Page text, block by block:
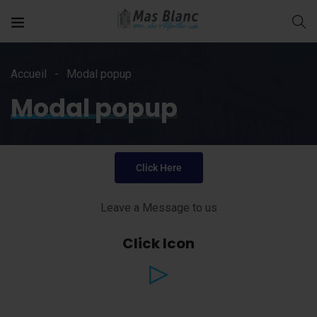
Accueil Modal popup
Modal popup
Click Here
Leave a Message to us
Click Icon